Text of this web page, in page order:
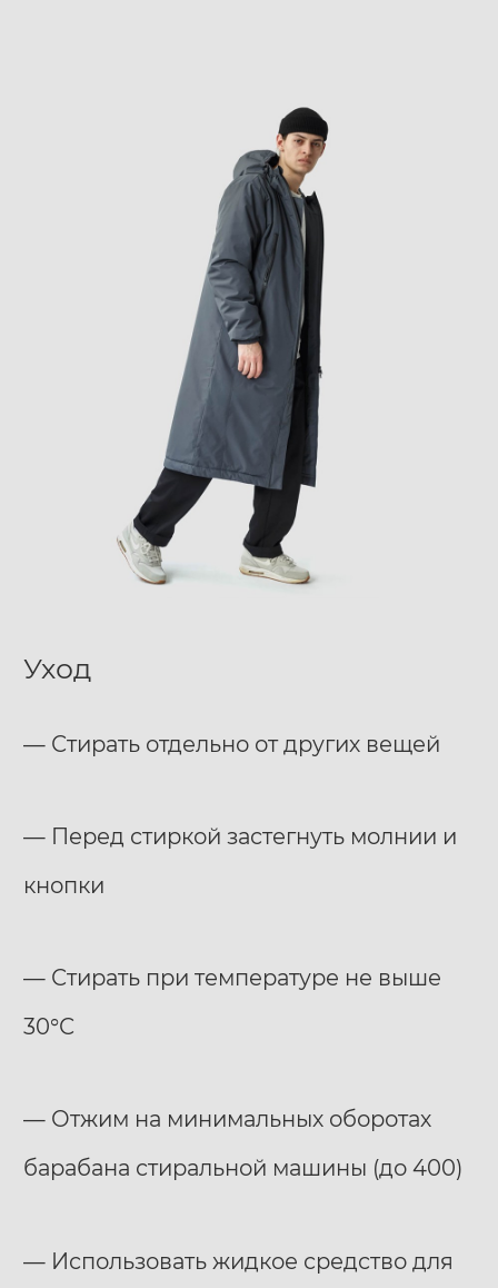
Уход
— Стирать отдельно от других вещей
— Перед стиркой застегнуть молнии и
кнопки
— Стирать при температуре не выше
30°С
— Отжим на минимальных оборотах
барабана стиральной машины (до 400)
— Использовать жидкое средство для